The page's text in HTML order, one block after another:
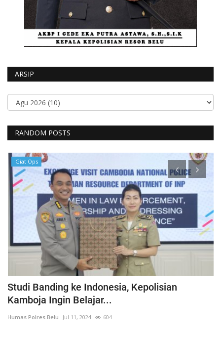
ARSIP
RANDOM POSTS
Giat Ops
Studi Banding ke Indonesia, Kepolisian
Kamboja Ingin Belajar...
Humas Polres Belu Jul 11, 2024 604